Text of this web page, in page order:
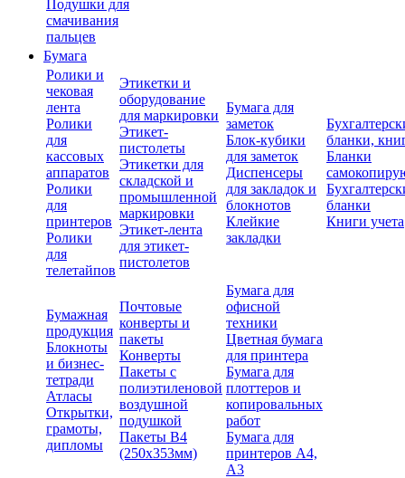
Подушки для
смачивания
пальцев
Бумага
Ролики и
чековая
лента
Ролики
для
кассовых
аппаратов
Ролики
для
принтеров
Ролики
для
телетайпов
Этикетки и
оборудование
для маркировки
Этикет-
пистолеты
Этикетки для
складской и
промышленной
маркировки
Этикет-лента
для этикет-
пистолетов
Бумага для
заметок
Блок-кубики
для заметок
Диспенсеры
для закладок и
блокнотов
Клейкие
закладки
бланки,
Бланки
бланки
Книги учета
Бумажная
продукция
Блокноты
и бизнес-
тетради
Атласы
Открытки,
грамоты,
дипломы
Почтовые
конверты и
пакеты
Конверты
Пакеты с
полиэтиленовой
воздушной
подушкой
Пакеты В4
(250х353мм)
Бумага для
офисной
техники
Цветная бумага
для принтера
Бумага для
плоттеров и
копировальных
работ
Бумага для
принтеров А4,
А3